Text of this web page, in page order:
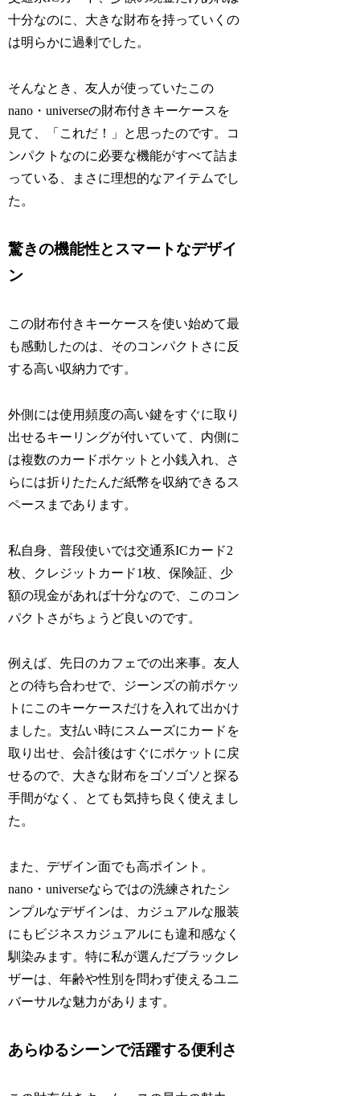
十分なのに、大きな財布を持っていくの
は明らかに過剰でした。
そんなとき、友人が使っていたこの
nano・universeの財布付きキーケースを
見て、「これだ！」と思ったのです。コ
ンパクトなのに必要な機能がすべて詰ま
っている、まさに理想的なアイテムでし
た。
驚きの機能性とスマートなデザイ
ン
この財布付きキーケースを使い始めて最
も感動したのは、そのコンパクトさに反
する高い収納力です。
外側には使用頻度の高い鍵をすぐに取り
出せるキーリングが付いていて、内側に
は複数のカードポケットと小銭入れ、さ
らには折りたたんだ紙幣を収納できるス
ペースまであります。
私自身、普段使いでは交通系ICカード2
枚、クレジットカード1枚、保険証、少
額の現金があれば十分なので、このコン
パクトさがちょうど良いのです。
例えば、先日のカフェでの出来事。友人
との待ち合わせで、ジーンズの前ポケッ
トにこのキーケースだけを入れて出かけ
ました。支払い時にスムーズにカードを
取り出せ、会計後はすぐにポケットに戻
せるので、大きな財布をゴソゴソと探る
手間がなく、とても気持ち良く使えまし
た。
また、デザイン面でも高ポイント。
nano・universeならではの洗練されたシ
ンプルなデザインは、カジュアルな服装
にもビジネスカジュアルにも違和感なく
馴染みます。特に私が選んだブラックレ
ザーは、年齢や性別を問わず使えるユニ
バーサルな魅力があります。
あらゆるシーンで活躍する便利さ